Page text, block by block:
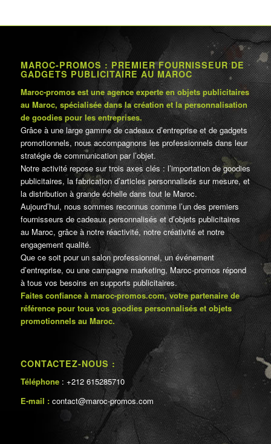
MAROC-PROMOS : PREMIER FOURNISSEUR DE
GADGETS PUBLICITAIRE AU MAROC
Maroc-promos est une agence experte en objets publicitaires
au Maroc, spécialisée dans la création et la personnalisation
de goodies pour les entreprises.
Grâce à une large gamme de cadeaux d’entreprise et de gadgets
promotionnels, nous accompagnons les professionnels dans leur
stratégie de communication par l’objet.
Notre activité repose sur trois axes clés : l’importation de goodies
publicitaires, la fabrication d’articles personnalisés sur mesure, et
la distribution à grande échelle dans tout le Maroc.
Aujourd’hui, nous sommes reconnus comme l’un des premiers
fournisseurs de cadeaux personnalisés et d’objets publicitaires
au Maroc, grâce à notre réactivité, notre créativité et notre
engagement qualité.
Que ce soit pour un salon professionnel, un événement
d’entreprise, ou une campagne marketing, Maroc-promos répond
à tous vos besoins en supports publicitaires.
Faites confiance à maroc-promos.com, votre partenaire de
référence pour tous vos goodies personnalisés et objets
promotionnels au Maroc.
CONTACTEZ-NOUS :
Téléphone : +212 615285710
E-mail : contact@maroc-promos.com